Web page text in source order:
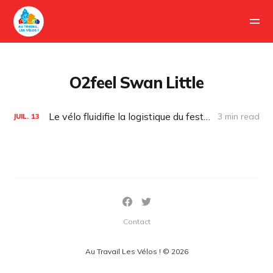
O2feel Swan Little
JUIL. 13 Le vélo fluidifie la logistique du festival « L’été photographique » 3 min read
Au Travail Les Vélos ! © 2026
Contact